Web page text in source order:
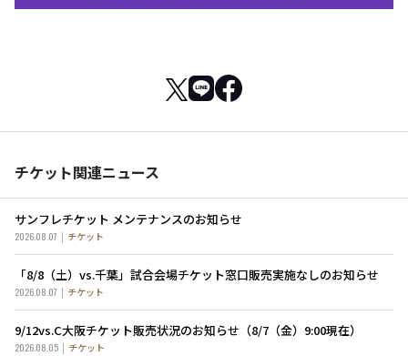
チケット関連ニュース
サンフレチケット メンテナンスのお知らせ
2026.08.07 チケット
「8/8（土）vs.千葉」試合会場チケット窓口販売実施なしのお知らせ
2026.08.07 チケット
9/12vs.C大阪チケット販売状況のお知らせ（8/7（金）9:00現在）
2026.08.05 チケット